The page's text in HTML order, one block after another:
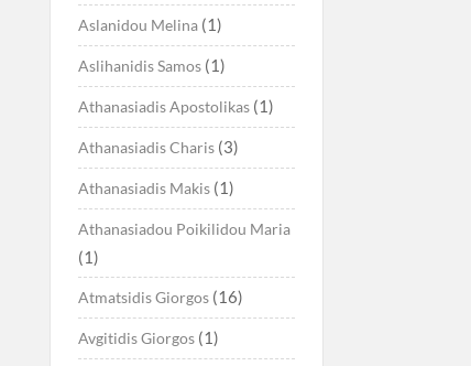
Aslanidou Melina(1)
Aslihanidis Samos(1)
Athanasiadis Apostolikas(1)
Athanasiadis Charis(3)
Athanasiadis Makis(1)
Athanasiadou Poikilidou Maria
(1)
Atmatsidis Giorgos(16)
Avgitidis Giorgos(1)